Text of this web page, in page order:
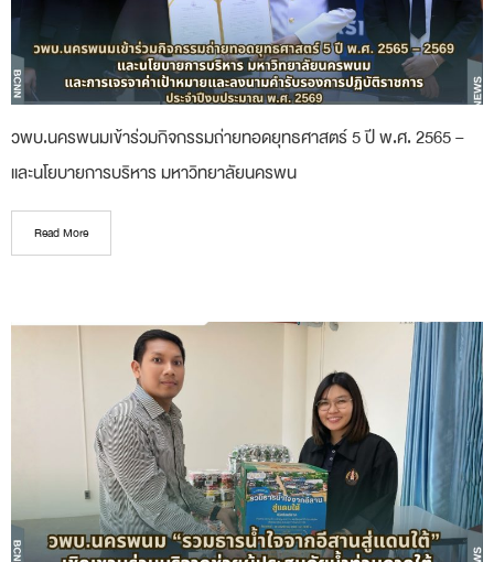
วพบ.นครพนมเข้าร่วมกิจกรรมถ่ายทอดยุทธศาสตร์ 5 ปี พ.ศ. 2565 –
และนโยบายการบริหาร มหาวิทยาลัยนครพน
Read More